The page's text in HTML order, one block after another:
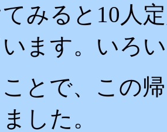
みると10人
ます。いろ
とで、この
した。